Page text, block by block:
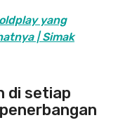
yang
| Simak
di setiap